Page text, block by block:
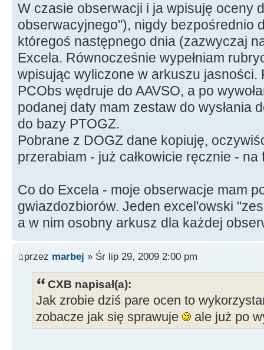
W czasie obserwacji i ja wpisuję oceny
obserwacyjnego"), nigdy bezpośrednio
któregoś następnego dnia (zazwyczaj
Excela. Równocześnie wypełniam
wpisując wyliczone w arkuszu jasności.
PCObs wędruje do AAVSO, a po
podanej daty mam zestaw do wysłania
do bazy PTOGZ.
Pobrane z DOGZ dane kopiuję,
przerabiam - już całkowicie ręcznie - na
Co do Excela - moje obserwacje mam
gwiazdozbiorów. Jeden excel'owski
a w nim osobny arkusz dla każdej
przez marbej » Śr lip 29, 2009 2:00 pm
CXB napisał(a):
Jak zrobie dziś pare ocen to
zobacze jak się sprawuje
ale już po